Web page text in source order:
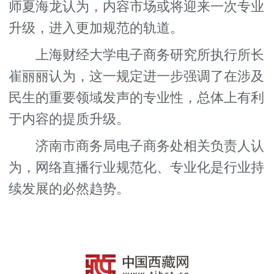
师夏海龙认为，内容市场或将迎来一次专业
升级，进入更加规范的轨道。
上海财经大学电子商务研究所执行所长
崔丽丽认为，这一规定进一步强调了在涉及
民生的重要领域发声的专业性，总体上有利
于内容的提质升级。
济南市商务局电子商务处相关负责人认
为，网络直播行业规范化、专业化是行业持
续发展的必然趋势。